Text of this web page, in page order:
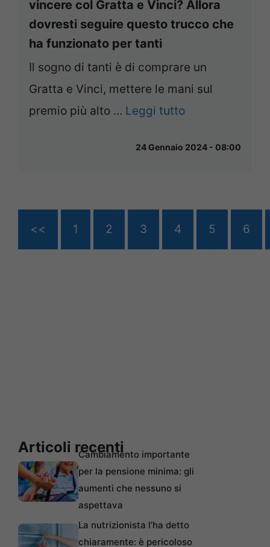
vincere col Gratta e Vinci? Allora
dovresti seguire questo trucco che
ha funzionato per tanti
Il sogno di tanti è di comprare un
Gratta e Vinci, mettere le mani sul
premio più alto ... Leggi tutto
24 Gennaio 2024 - 08:00
<< 1 2 3 4 5 6
Articoli recentiCambiamento importante
per la pensione minima: gli
aumenti che nessuno si
aspettava
La nutrizionista l’ha detto
chiaramente: è pericoloso